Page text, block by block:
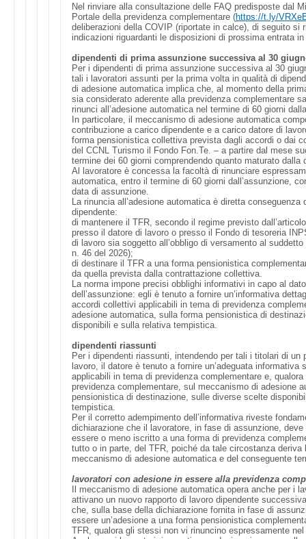
Nel rinviare alla consultazione delle FAQ predisposte dal
Portale della previdenza complementare (https://t.ly/
deliberazioni della COVIP (riportate in calce), di seguito si
indicazioni riguardanti le disposizioni di prossima entrata
dipendenti di prima assunzione successiva al 30
Per i dipendenti di prima assunzione successiva al 30
tali i lavoratori assunti per la prima volta in qualità di
di adesione automatica implica che, al momento della
sia considerato aderente alla previdenza complementare
rinunci all’adesione automatica nel termine di 60 giorni
In particolare, il meccanismo di adesione automatica
contribuzione a carico dipendente e a carico datore di
forma pensionistica collettiva prevista dagli accordi o dai
del CCNL Turismo il Fondo Fon.Te. – a partire dal mese
termine dei 60 giorni comprendendo quanto maturato dalla
Al lavoratore è concessa la facoltà di rinunciare
automatica, entro il termine di 60 giorni dall’assunzione,
data di assunzione.
La rinuncia all’adesione automatica è diretta
dipendente:
di mantenere il TFR, secondo il regime previsto
presso il datore di lavoro o presso il Fondo di tesoreria
di lavoro sia soggetto all’obbligo di versamento al
n. 46 del 2026);
di destinare il TFR a una forma pensionistica
da quella prevista dalla contrattazione collettiva.
La norma impone precisi obblighi informativi in capo al
dell’assunzione: egli è tenuto a fornire un’informativa
accordi collettivi applicabili in tema di previdenza
adesione automatica, sulla forma pensionistica di
disponibili e sulla relativa tempistica.
dipendenti riassunti
Per i dipendenti riassunti, intendendo per tali i titolari di un
lavoro, il datore è tenuto a fornire un’adeguata informativa
applicabili in tema di previdenza complementare e,
previdenza complementare, sul meccanismo di adesione
pensionistica di destinazione, sulle diverse scelte
tempistica.
Per il corretto adempimento dell’informativa riveste
dichiarazione che il lavoratore, in fase di assunzione,
essere o meno iscritto a una forma di previdenza
tutto o in parte, del TFR, poiché da tale circostanza deriva
meccanismo di adesione automatica e del conseguente
lavoratori con adesione in essere alla previdenza
Il meccanismo di adesione automatica opera anche per i
attivano un nuovo rapporto di lavoro dipendente
che, sulla base della dichiarazione fornita in fase di
essere un’adesione a una forma pensionistica
TFR, qualora gli stessi non vi rinuncino espressamente